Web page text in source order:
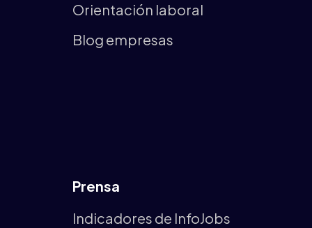
Orientación laboral
Blog empresas
Prensa
Indicadores de InfoJobs